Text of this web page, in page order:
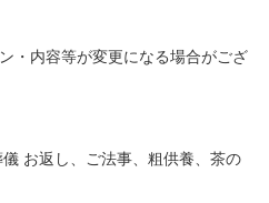
・内容等が変更になる場合がござ
お返し、ご法事、粗供養、茶の